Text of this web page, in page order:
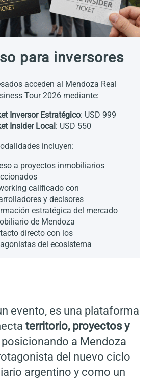
para inversores
acceden al Mendoza Real
Tour 2026 mediante:
Inversor Estratégico: USD 999
Insider Local : USD 550
incluyen:
a proyectos inmobiliarios
calificado con
y decisores
estratégica del mercado
de Mendoza
directo con los
del ecosistema
evento, es una plataforma
territorio, proyectos y
posicionando a Mendoza
del nuevo ciclo
argentino y como un